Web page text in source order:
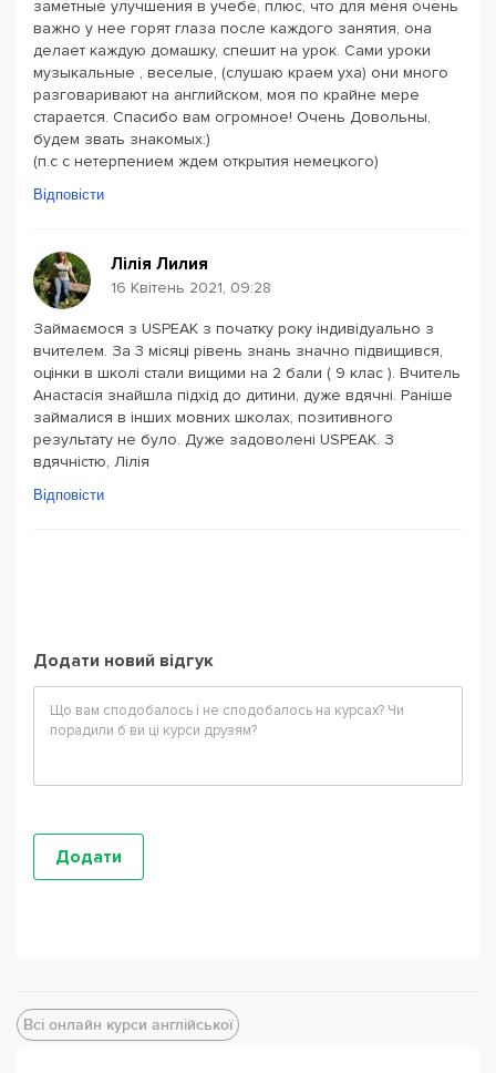
заметные улучшения в учебе, плюс, что для меня очень
важно у нее горят глаза после каждого занятия, она
делает каждую домашку, спешит на урок. Сами уроки
музыкальные , веселые, (слушаю краем уха) они много
разговаривают на английском, моя по крайне мере
старается. Спасибо вам огромное! Очень Довольны,
будем звать знакомых:)
(п.с с нетерпением ждем открытия немецкого)
Відповісти
Лілія Лилия
16 Квітень 2021, 09:28
Займаємося з USPEAK з початку року індивідуально з
вчителем. За 3 місяці рівень знань значно підвищився,
оцінки в школі стали вищими на 2 бали ( 9 клас ). Вчитель
Анастасія знайшла підхід до дитини, дуже вдячні. Раніше
займалися в інших мовних школах, позитивного
результату не було. Дуже задоволені USPEAK. З
вдячністю, Лілія
Відповісти
Додати новий відгук
Всі онлайн курси англійської